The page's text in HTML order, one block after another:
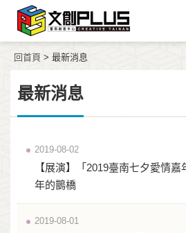
回首頁 > 最新消息
最新消息
2019-08-02
【展演】「2019臺南七夕愛情
年的鵲橋
2019-08-01